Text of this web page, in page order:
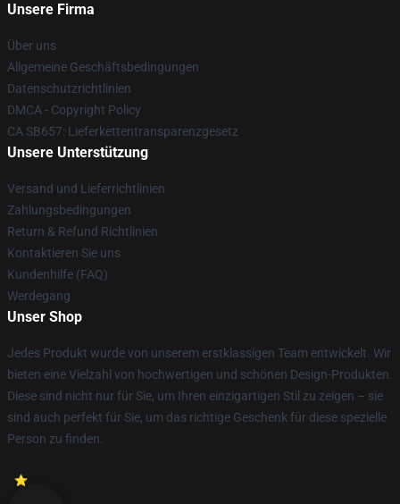
Unsere Firma
Über uns
Allgemeine Geschäftsbedingungen
Datenschutzrichtlinien
DMCA - Copyright Policy
CA SB657: Lieferkettentransparenzgesetz
Unsere Unterstützung
Versand und Lieferrichtlinien
Zahlungsbedingungen
Return & Refund Richtlinien
Kontaktieren Sie uns
Kundenhilfe (FAQ)
Werdegang
Unser Shop
Jedes Produkt wurde von unserem erstklassigen Team entwickelt. Wir
bieten eine Vielzahl von hochwertigen und schönen Design-Produkten.
Diese sind nicht nur für Sie, um Ihren einzigartigen Stil zu zeigen – sie
sind auch perfekt für Sie, um das richtige Geschenk für diese spezielle
Person zu finden.